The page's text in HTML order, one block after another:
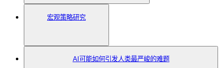
宏观策略研究
AI可能如何引发人类最严峻的难题